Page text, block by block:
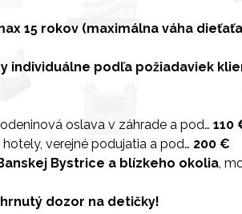
15 rokov (maximálna váha
individuálne podľa požiadaviek
oslava v záhrade a pod…110
verejné podujatia a pod… 200 €
Bystrice a blízkeho okolia,
dozor na detičky!